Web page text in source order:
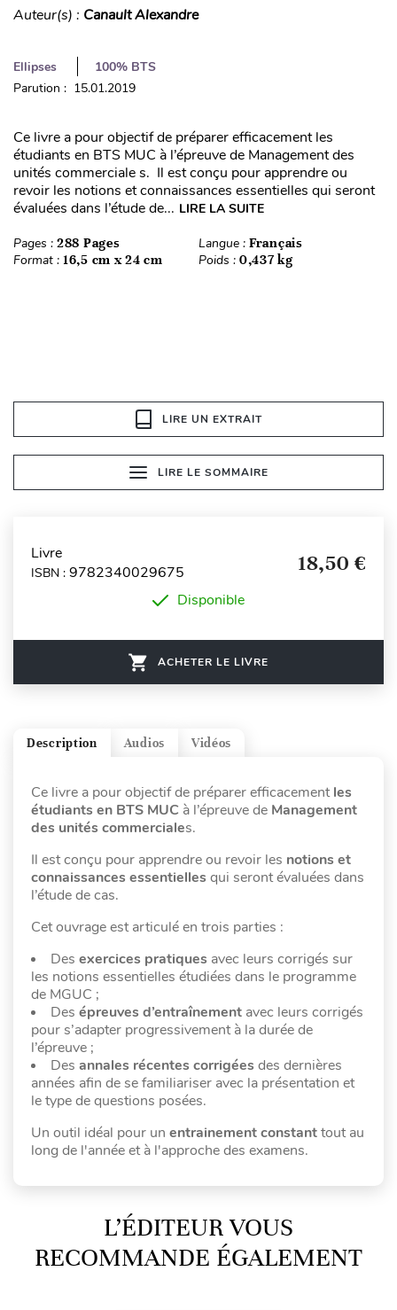
Auteur(s) : Canault Alexandre
Ellipses
100% BTS
Parution : 15.01.2019
Ce livre a pour objectif de préparer efficacement les
étudiants en BTS MUC à l’épreuve de Management des
unités commerciale s. Il est conçu pour apprendre ou
revoir les notions et connaissances essentielles qui seront
évaluées dans l’étude de... LIRE LA SUITE
Pages : 288 Pages Langue : Français
Format : 16,5 cm x 24 cm Poids : 0,437 kg
LIRE UN EXTRAIT
LIRE LE SOMMAIRE
Livre
ISBN : 9782340029675 18,50 €
Disponible
ACHETER LE LIVRE
Vidéos
Audios
Description
Ce livre a pour objectif de préparer efficacementles
étudiants en BTS MUC à l’épreuve de Management
des unités commerciales.
Il est conçu pour apprendre ou revoir les notions et
connaissances essentielles qui seront évaluées dans
l’étude de cas.
Cet ouvrage est articulé en trois parties :
Des exercices pratiques avec leurs corrigés sur
les notions essentielles étudiées dans le programme
de MGUC ;
Des épreuves d’entraînement avec leurs corrigés
pour s’adapter progressivement à la durée de
l’épreuve ;
Des annales récentes corrigées des dernières
années afin de se familiariser avec la présentation et
le type de questions posées.
Un outil idéal pour un entrainement constanttout au
long de l'année et à l'approche des examens.
L’ÉDITEUR VOUS
RECOMMANDE ÉGALEMENT